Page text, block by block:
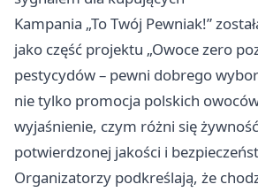
Kampania „To Twój Pewniak!”
jako część projektu „Owoce zero
pestycydów – pewni dobrego
nie tylko promocja polskich
wyjaśnienie, czym różni się
potwierdzonej jakości i
Organizatorzy podkreślają, że